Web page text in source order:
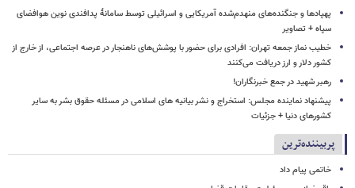
پهپادها و جنگنده‌های منهدم‌شده آمریکایی و اسرائیلی توسط سامانۀ پدافندی نوین هوافضای
سپاه + تصاویر
خطیب نماز جمعه تهران: افرادی برای حضور با پوشش‌های ناهنجار در عرصه اجتماعی، از خارج از
کشور دلار و ارز دریافت می‌کنند
رهبر شهید در جمع خبرنگاران!
پیشنهاد نماینده مجلس: استخراج و نشر بیانیه های اسلامی در مسئله حقوق بشر به سایر
کشورهای دنیا + جزئیات
پربیننده‌ترین
خاتمی پیام داد